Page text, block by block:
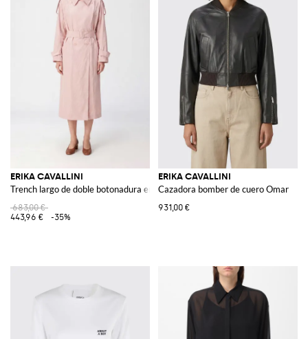
ERIKA CAVALLINI
Trench largo de doble botonadura en tejido técnico con cinturón
683,00 €
443,96 €
-35%
ERIKA CAVALLINI
Cazadora bomber de cuero Omar
931,00 €